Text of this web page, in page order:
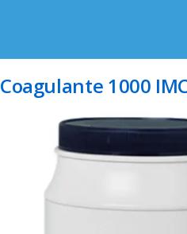
Coagulante 1000